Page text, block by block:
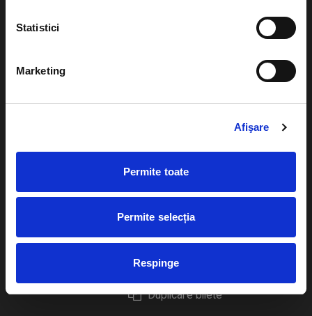
Statistici
Marketing
Afişare
Permite toate
Permite selecția
Respinge
Cum comand bilete?
Plata online sau cash
eBilet printat acasa
Livrare prin curier
Returnare bilete
Duplicare bilete
Evenimente
festivaluri
Pentru copii